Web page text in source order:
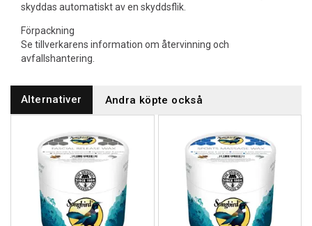
skyddas automatiskt av en skyddsflik.
Förpackning
Se tillverkarens information om återvinning och
avfallshantering.
Alternativer Andra köpte också